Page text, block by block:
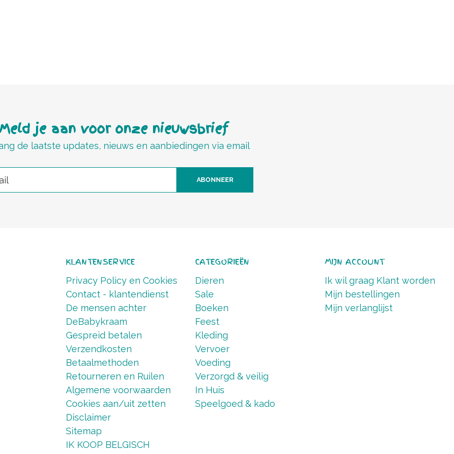
je aan voor onze nieuwsbrief
de laatste updates, nieuws en aanbiedingen via email
ABONNEER
KLANTENSERVICE
Privacy Policy en Cookies
Contact - klantendienst
De mensen achter
DeBabykraam
Gespreid betalen
Verzendkosten
Betaalmethoden
Retourneren en Ruilen
Algemene voorwaarden
Cookies aan/uit zetten
Disclaimer
Sitemap
IK KOOP BELGISCH
CATEGORIEËN
Dieren
Sale
Boeken
Feest
Kleding
Vervoer
Voeding
Verzorgd & veilig
In Huis
Speelgoed & kado
MIJN ACCOUNT
Ik wil graag Klant worden
Mijn bestellingen
Mijn verlanglijst